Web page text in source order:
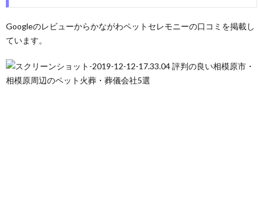
Googleのレビューからかながわペットセレモニーの口コミを掲載し
ています。